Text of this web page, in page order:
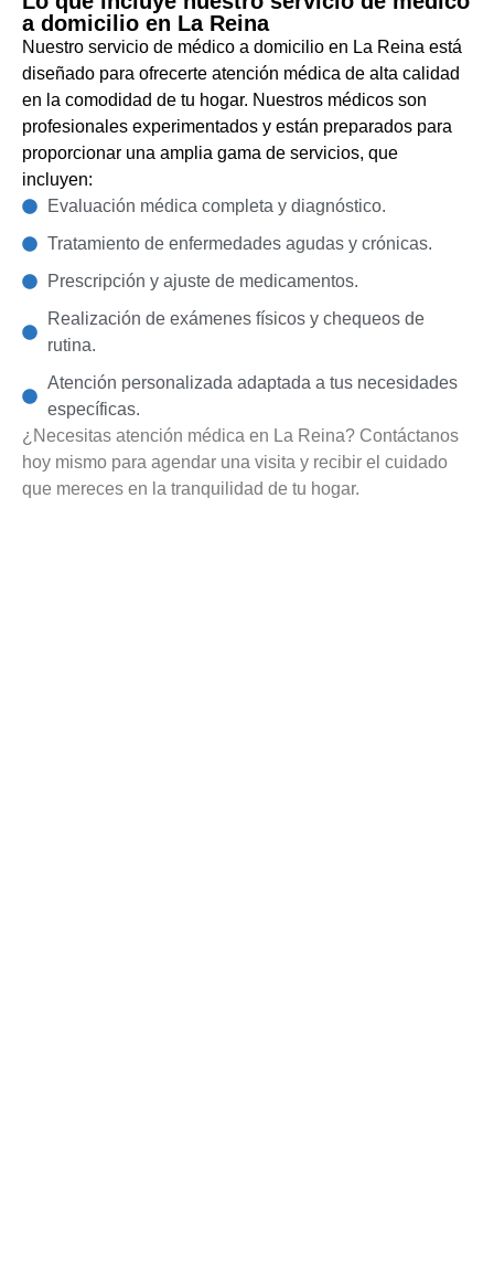
a domicilio en La Reina
Nuestro servicio de médico a domicilio en La Reina está
diseñado para ofrecerte atención médica de alta calidad
en la comodidad de tu hogar. Nuestros médicos son
profesionales experimentados y están preparados para
proporcionar una amplia gama de servicios, que
incluyen:
Evaluación médica completa y diagnóstico.
Tratamiento de enfermedades agudas y crónicas.
Prescripción y ajuste de medicamentos.
Realización de exámenes físicos y chequeos de
rutina.
Atención personalizada adaptada a tus necesidades
específicas.
¿Necesitas atención médica en La Reina? Contáctanos
hoy mismo para agendar una visita y recibir el cuidado
que mereces en la tranquilidad de tu hogar.